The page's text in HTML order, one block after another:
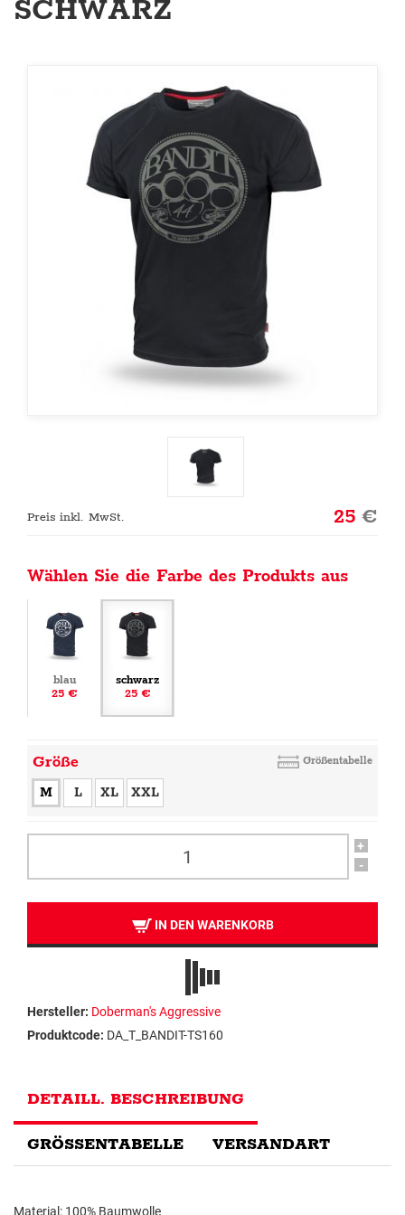
SCHWARZ
Preis inkl. MwSt. 25€
Wählen Sie die Farbe des Produkts aus
blau
25 €
schwarz
25 €
Größe Größentabelle
M L XL XXL
+
-
IN DEN WARENKORB
Hersteller: Doberman's Aggressive
Produktcode: DA_T_BANDIT-TS160
DETAILL. BESCHREIBUNG
GRÖSSENTABELLE VERSANDART
Material: 100% Baumwolle